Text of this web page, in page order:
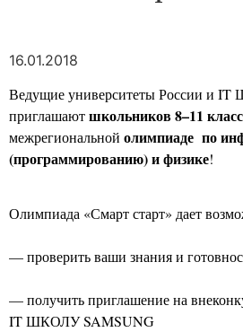
16.01.2018
Ведущие университеты России и IT
приглашаютшкольников 8–11
межрегиональной олимпиаде по
(программированию) и физике!
Олимпиада «Смарт старт» дает
— проверить ваши знания и
— получить приглашение на
ITШКОЛУSAMSUNG